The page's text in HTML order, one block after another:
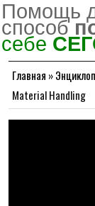
Помощь
способ
себе
Главная »
Material Handling